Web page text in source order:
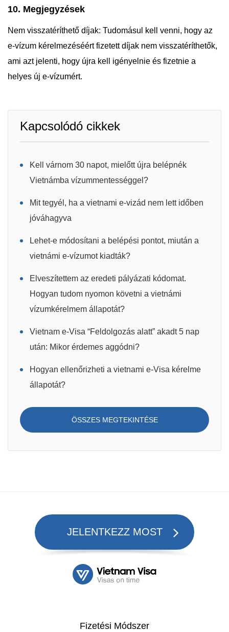
10. Megjegyzések
Nem visszatéríthető díjak: Tudomásul kell venni, hogy az
e-vízum kérelmezéséért fizetett díjak nem visszatéríthetők,
ami azt jelenti, hogy újra kell igényelnie és fizetnie a
helyes új e-vízumért.
Kapcsolódó cikkek
Kell várnom 30 napot, mielőtt újra belépnék
Vietnámba vízummentességgel?
Mit tegyél, ha a vietnami e-vizád nem lett időben
jóváhagyva
Lehet-e módosítani a belépési pontot, miután a
vietnámi e-vízumot kiadták?
Elveszítettem az eredeti pályázati kódomat.
Hogyan tudom nyomon követni a vietnámi
vízumkérelmem állapotát?
Vietnam e-Visa “Feldolgozás alatt” akadt 5 nap
után: Mikor érdemes aggódni?
Hogyan ellenőrizheti a vietnami e-Visa kérelme
állapotát?
ÖSSZES MEGTEKINTÉSE
JELENTKEZZ MOST
Fizetési Módszer